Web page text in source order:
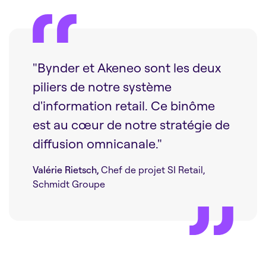
"Bynder et Akeneo sont les deux
piliers de notre système
d'information retail. Ce binôme
est au cœur de notre stratégie de
diffusion omnicanale."
Valérie Rietsch, Chef de projet SI Retail,
Schmidt Groupe